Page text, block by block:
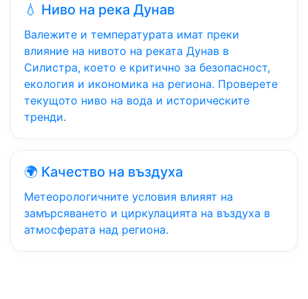
💧 Ниво на река Дунав
Валежите и температурата имат преки
влияние на нивото на реката Дунав в
Силистра, което е критично за безопасност,
екология и икономика на региона. Проверете
текущото ниво на вода и историческите
тренди.
🌍 Качество на въздуха
Метеорологичните условия влияят на
замърсяването и циркулацията на въздуха в
атмосферата над региона.